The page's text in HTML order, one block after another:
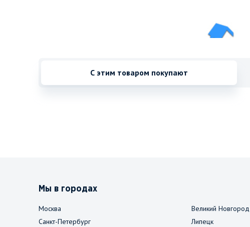
С этим товаром покупают
Мы в городах
Москва
Санкт-Петербург
Великий Новгород
Липецк